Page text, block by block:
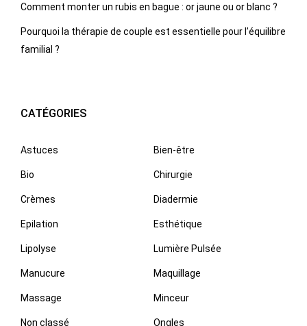
Comment monter un rubis en bague : or jaune ou or blanc ?
Pourquoi la thérapie de couple est essentielle pour l’équilibre
familial ?
CATÉGORIES
Astuces Bien-être
Bio Chirurgie
Crèmes Diadermie
Epilation Esthétique
Lipolyse Lumière Pulsée
Manucure Maquillage
Massage Minceur
Non classé Ongles